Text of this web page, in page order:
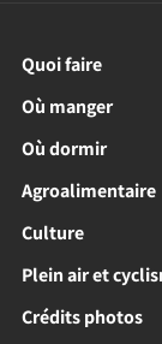
Quoi faire
Où manger
Où dormir
Agroalimentaire
Culture
Plein air et
Crédits photos